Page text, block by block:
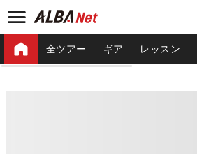
全ツアー ギア レッスン